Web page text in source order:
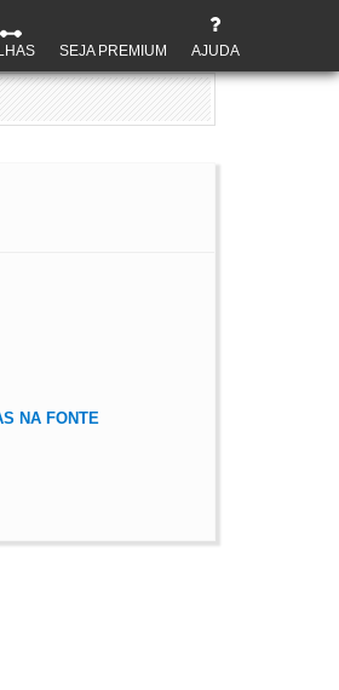
SEJA PREMIUM AJUDA
NA FONTE